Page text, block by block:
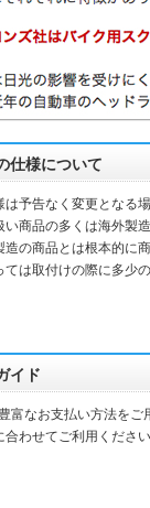
仕様について
は予告なく変更となる
い商品の多くは海外製
の商品とは根本的に
は取付けの際に多少
イド
富なお支払い方法を
合わせてご利用くださ